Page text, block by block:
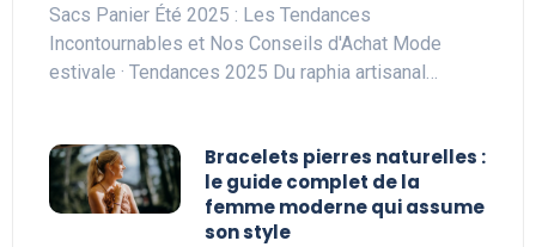
Sacs Panier Été 2025 : Les Tendances
Incontournables et Nos Conseils d'Achat Mode
estivale · Tendances 2025 Du raphia artisanal…
Bracelets pierres naturelles :
le guide complet de la
femme moderne qui assume
son style